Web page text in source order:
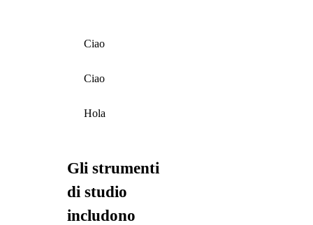
Ciao
Ciao
Hola
Gli strumenti
di studio
includono